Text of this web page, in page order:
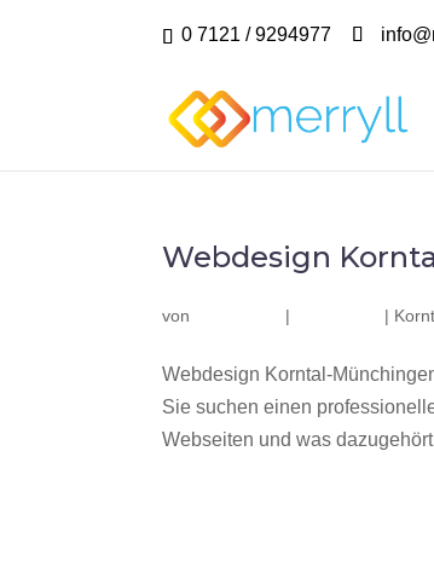
0 7121 / 9294977
Webdesign
von | |
Webdesign Korntal-
Sie suchen einen
Webseiten und was